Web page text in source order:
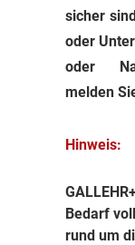
sicher
oder
oder
melden
Hinweis:
Bedarf
rund um